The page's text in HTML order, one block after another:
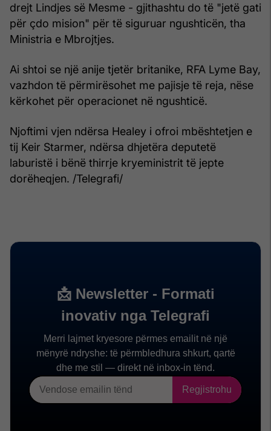
drejt Lindjes së Mesme - gjithashtu do të "jetë gati
për çdo mision" për të siguruar ngushticën, tha
Ministria e Mbrojtjes.
Ai shtoi se një anije tjetër britanike, RFA Lyme Bay,
vazhdon të përmirësohet me pajisje të reja, nëse
kërkohet për operacionet në ngushticë.
Njoftimi vjen ndërsa Healey i ofroi mbështetjen e
tij Keir Starmer, ndërsa dhjetëra deputetë
laburistë i bënë thirrje kryeministrit të jepte
dorëheqjen. /Telegrafi/